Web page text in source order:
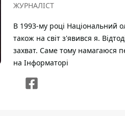
ЖУРНАЛІСТ
В 1993-му році Національний
також на світ з'явився я.
захват. Саме тому намагаюся
на Інформаторі